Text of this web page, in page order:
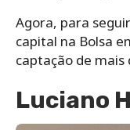
Agora, para
capital na Bolsa
captação de mais
Luciano